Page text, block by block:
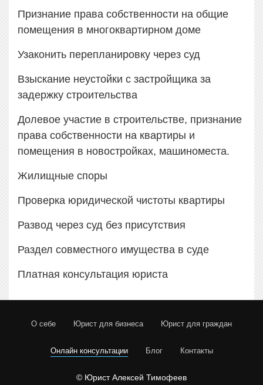
Признание права собственности на общие
помещения в многоквартирном доме
Узаконить перепланировку через суд
Взыскание неустойки с застройщика за
задержку строительства
Долевое участие в строительстве, признание
права собственности на квартиры и
помещения в новостройках, машиноместа.
Жилищные споры
Проверка юридической чистоты квартиры
Развод через суд без присутствия
Раздел совместного имущества в суде
Платная консультация юриста
О себе Юрист для бизнеса Юрист для граждан
Онлайн консультации Блог Контакты
© Юрист Алексей Тимофеев